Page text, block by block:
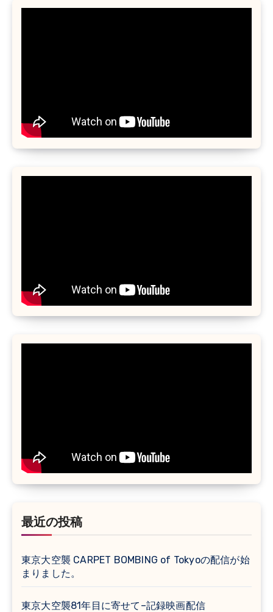
最近の投稿
東京大空襲 CARPET BOMBING of Tokyoの配信が始
まりました。
東京大空襲81年目に寄せて–記録映画配信